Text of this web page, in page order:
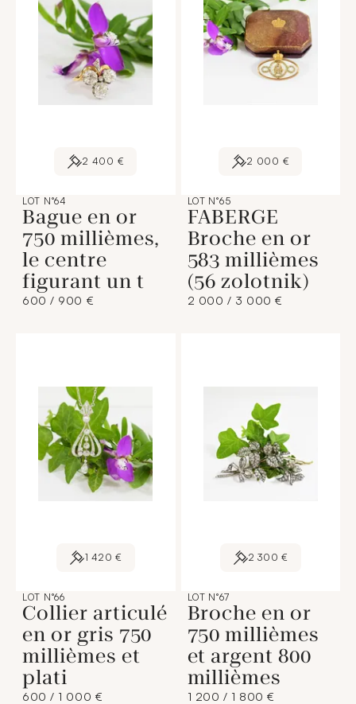
2 400 €
LOT N°64
Bague en or
750 millièmes,
le centre
figurant un t
600 / 900 €
2 000 €
LOT N°65
FABERGE
Broche en or
583 millièmes
(56 zolotnik)
2 000 / 3 000 €
1 420 €
LOT N°66
Collier articulé
en or gris 750
millièmes et
plati
600 / 1 000 €
2 300 €
LOT N°67
Broche en or
750 millièmes
et argent 800
millièmes
1 200 / 1 800 €